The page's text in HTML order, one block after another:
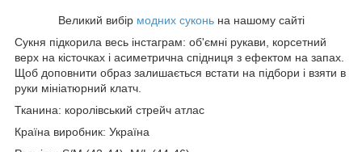
Великий вибір модних суконьна нашому сайті
Сукня підкорила весь інстаграм: об'ємні рукави, корсетний
верх на кісточках і асиметрична спідниця з ефектом на запах.
Щоб доповнити образ залишається встати на підбори і взяти в
руки мініатюрний клатч.
Тканина: королівський стрейч атлас
Країна виробник: Україна